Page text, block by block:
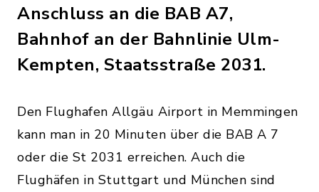
Anschluss an die BAB A7,
Bahnhof an der Bahnlinie Ulm-
Kempten, Staatsstraße 2031.
Den Flughafen Allgäu Airport in Memmingen
kann man in 20 Minuten über die BAB A 7
oder die St 2031 erreichen. Auch die
Flughäfen in Stuttgart und München sind